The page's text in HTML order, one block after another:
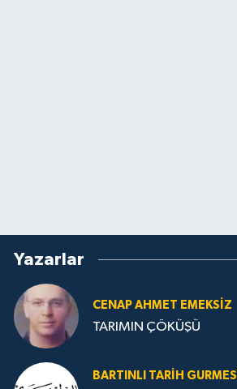
Yazarlar
CENAP AHMET EMEKSİZ
TARIMIN ÇÖKÜŞÜ
BARTINLI TARIH GURMESI